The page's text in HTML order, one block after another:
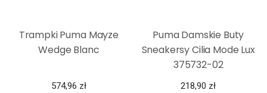
Trampki Puma Mayze
Wedge Blanc
574,96 zł
Puma Damskie Buty
Sneakersy Cilia Mode Lux
375732-02
218,90 zł